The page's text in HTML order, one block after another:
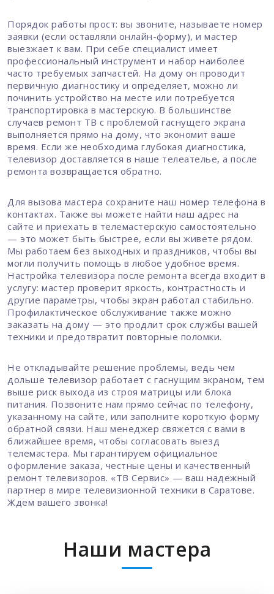
Порядок работы прост: вы звоните, называете номер
заявки (если оставляли онлайн-форму), и мастер
выезжает к вам. При себе специалист имеет
профессиональный инструмент и набор наиболее
часто требуемых запчастей. На дому он проводит
первичную диагностику и определяет, можно ли
починить устройство на месте или потребуется
транспортировка в мастерскую. В большинстве
случаев ремонт ТВ с проблемой гаснущего экрана
выполняется прямо на дому, что экономит ваше
время. Если же необходима глубокая диагностика,
телевизор доставляется в наше телеателье, а после
ремонта возвращается обратно.
Для вызова мастера сохраните наш номер телефона в
контактах. Также вы можете найти наш адрес на
сайте и приехать в телемастерскую самостоятельно
— это может быть быстрее, если вы живете рядом.
Мы работаем без выходных и праздников, чтобы вы
могли получить помощь в любое удобное время.
Настройка телевизора после ремонта всегда входит в
услугу: мастер проверит яркость, контрастность и
другие параметры, чтобы экран работал стабильно.
Профилактическое обслуживание также можно
заказать на дому — это продлит срок службы вашей
техники и предотвратит повторные поломки.
Не откладывайте решение проблемы, ведь чем
дольше телевизор работает с гаснущим экраном, тем
выше риск выхода из строя матрицы или блока
питания. Позвоните нам прямо сейчас по телефону,
указанному на сайте, или заполните короткую форму
обратной связи. Наш менеджер свяжется с вами в
ближайшее время, чтобы согласовать выезд
телемастера. Мы гарантируем официальное
оформление заказа, честные цены и качественный
ремонт телевизоров. «ТВ Сервис» — ваш надежный
партнер в мире телевизионной техники в Саратове.
Ждем вашего звонка!
Наши мастера